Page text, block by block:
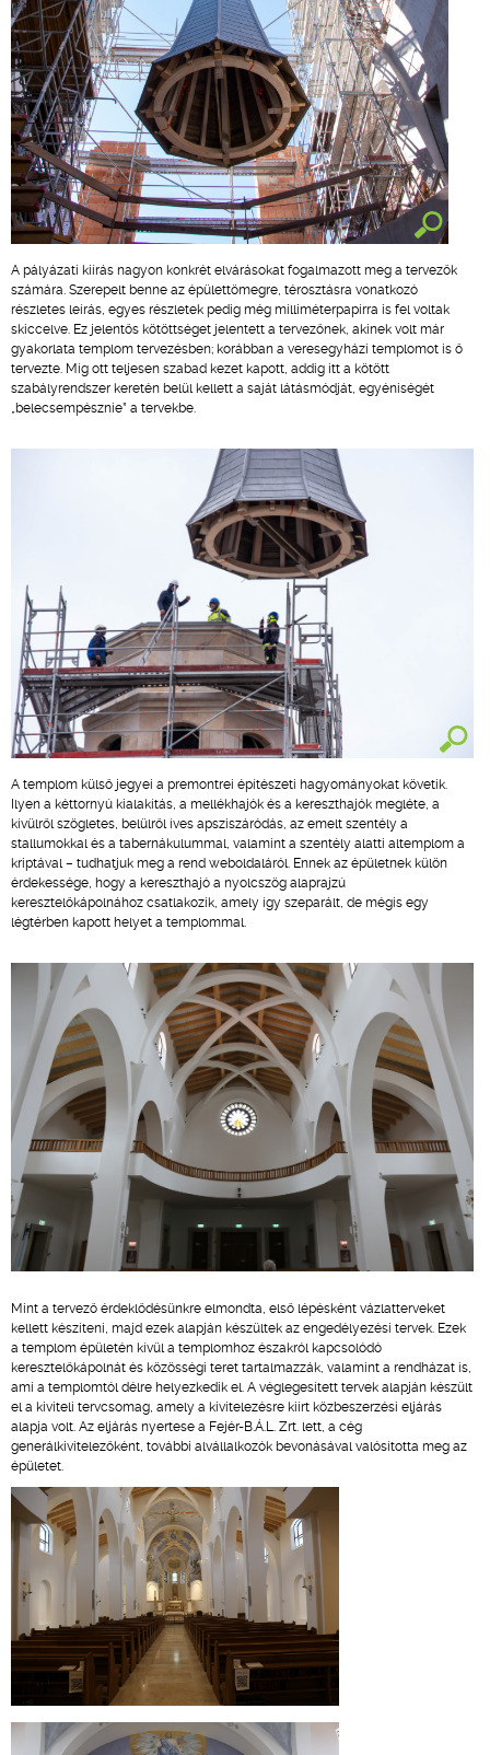
A pályázati kiírás nagyon konkrét elvárásokat fogalmazott meg a tervezők
számára. Szerepelt benne az épülettömegre, térosztásra vonatkozó
részletes leírás, egyes részletek pedig még milliméterpapírra is fel voltak
skiccelve. Ez jelentős kötöttséget jelentett a tervezőnek, akinek volt már
gyakorlata templom tervezésben; korábban a veresegyházi templomot is ő
tervezte. Míg ott teljesen szabad kezet kapott, addig itt a kötött
szabályrendszer keretén belül kellett a saját látásmódját, egyéniségét
„belecsempésznie” a tervekbe.
A templom külső jegyei a premontrei építészeti hagyományokat követik.
Ilyen a kéttornyú kialakítás, a mellékhajók és a kereszthajók megléte, a
kívülről szögletes, belülről íves apsziszáródás, az emelt szentély a
stallumokkal és a tabernákulummal, valamint a szentély alatti altemplom a
kriptával – tudhatjuk meg a rend weboldaláról. Ennek az épületnek külön
érdekessége, hogy a kereszthajó a nyolcszög alaprajzú
keresztelőkápolnához csatlakozik, amely így szeparált, de mégis egy
légtérben kapott helyet a templommal.
Mint a tervező érdeklődésünkre elmondta, első lépésként vázlatterveket
kellett készíteni, majd ezek alapján készültek az engedélyezési tervek. Ezek
a templom épületén kívül a templomhoz északról kapcsolódó
keresztelőkápolnát és közösségi teret tartalmazzák, valamint a rendházat is,
ami a templomtól délre helyezkedik el. A véglegesített tervek alapján készült
el a kiviteli tervcsomag, amely a kivitelezésre kiírt közbeszerzési eljárás
alapja volt. Az eljárás nyertese a Fejér-B.Á.L. Zrt. lett, a cég
generálkivitelezőként, további alvállalkozók bevonásával valósította meg az
épületet.